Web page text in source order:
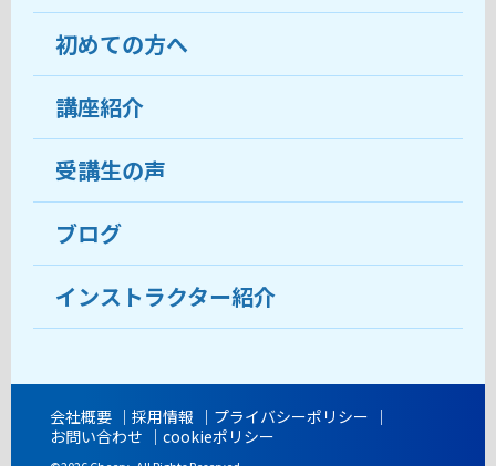
教室について
受講生の声
おすすめ・人気の講座
目的から講座を探す
教室ブログ
初めての方へ
ココがおすすめ
料金
受講までの流れ
よくあるご質問
講座紹介
受講生の声
ブログ
インストラクター紹介
会社概要 採用情報
プライバシーポリシー
お問い合わせ
cookieポリシー